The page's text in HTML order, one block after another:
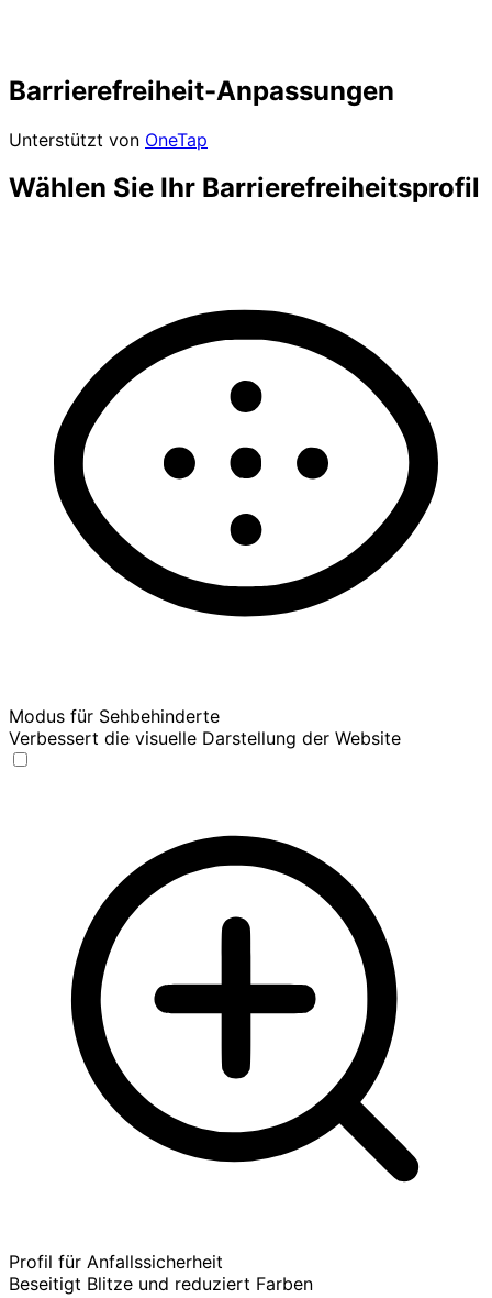
Barrierefreiheit-Anpassungen
Unterstützt von OneTap
Wählen Sie Ihr Barrierefreiheitsprofil
Modus für Sehbehinderte
Verbessert die visuelle Darstellung der Website
Profil für Anfallssicherheit
Beseitigt Blitze und reduziert Farben